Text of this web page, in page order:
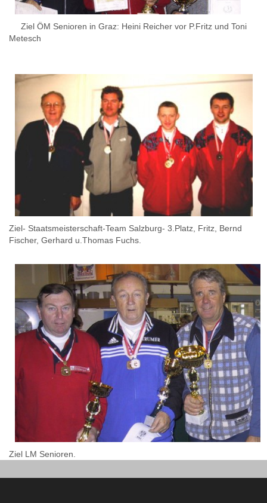
Ziel ÖM Senioren in Graz: Heini Reicher vor P.Fritz und Toni
Metesch
Ziel- Staatsmeisterschaft-Team Salzburg- 3.Platz, Fritz, Bernd
Fischer, Gerhard u.Thomas Fuchs.
Ziel LM Senioren.